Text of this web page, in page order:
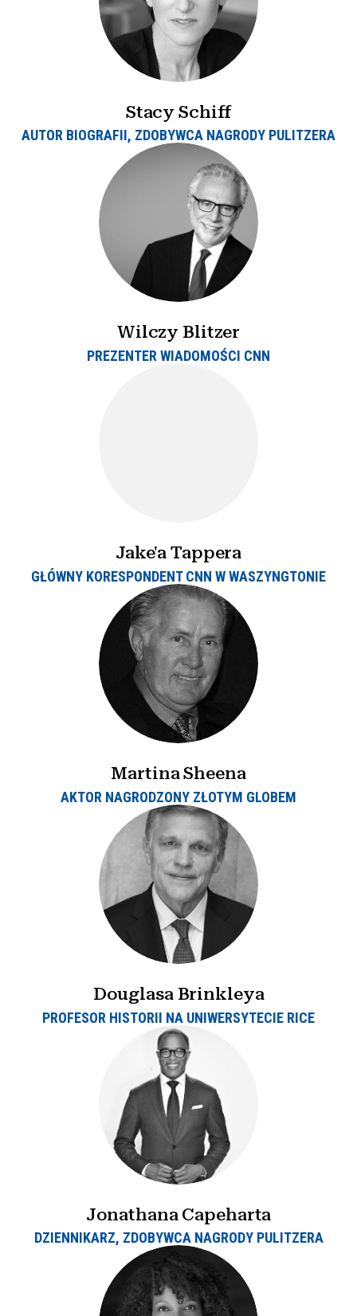
Stacy Schiff
AUTOR BIOGRAFII, ZDOBYWCA NAGRODY PULITZERA
Wilczy Blitzer
PREZENTER WIADOMOŚCI CNN
Jake'a Tappera
GŁÓWNY KORESPONDENT CNN W WASZYNGTONIE
Martina Sheena
AKTOR NAGRODZONY ZŁOTYM GLOBEM
Douglasa Brinkleya
PROFESOR HISTORII NA UNIWERSYTECIE RICE
Jonathana Capeharta
DZIENNIKARZ, ZDOBYWCA NAGRODY PULITZERA